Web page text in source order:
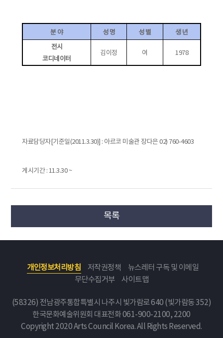
분 야 성 명 성 별
생 년
전시
코디네이터
김이정 여 1978
자료담당자[기준일(2011.3.30)] : 아르코 미술관 장다은 02) 760-4603
게시기간 : 11.3.30 ~
목록
개인정보처리방침 저작권정책
뉴스레터 구독 및 이메일
무단수집거부
사이트맵
(58326) 전남광주통합특별시 나주시 빛가람로 640 (빛가람동 352)
한국문화예술위원회 대표전화 061-900-2100, 2200
Copyright 2020 Arts Council Korea. All Rights Reserved.